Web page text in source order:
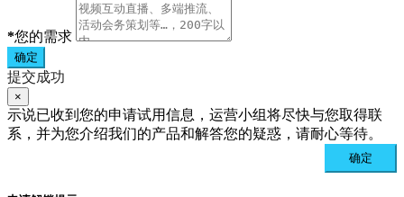
*您的需求
确定
提交成功
×
示说已收到您的申请试用信息，运营小组将尽快与您取得联
系，并为您介绍我们的产品和解答您的疑惑，请耐心等待。
确定